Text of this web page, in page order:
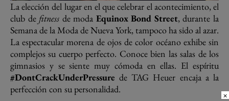
La elección del lugar en el que celebrar el acontecimiento, el
club de fitness de moda Equinox Bond Street, durante la
Semana de la Moda de Nueva York, tampoco ha sido al azar.
La espectacular morena de ojos de color océano exhibe sin
complejos su cuerpo perfecto. Conoce bien las salas de los
gimnasios y se siente muy cómoda en ellas. El espíritu
#DontCrackUnderPressure de TAG Heuer encaja a la
perfección con su personalidad.
×